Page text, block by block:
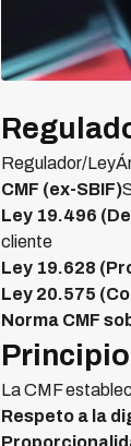
Regulador/
CMF (ex-SBIF)
Ley 19.496
cliente
Ley 19.628
Ley 20.575
Norma CMF
La CMF
Respeto a la